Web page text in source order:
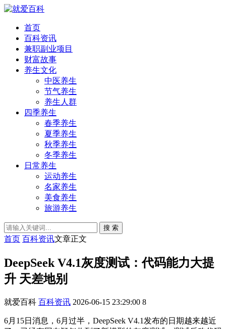
首页
百科资讯
兼职副业项目
财富故事
养生文化
中医养生
节气养生
养生人群
四季养生
春季养生
夏季养生
秋季养生
冬季养生
日常养生
运动养生
名家养生
美食养生
旅游养生
搜 索
首页 百科资讯文章正文
DeepSeek V4.1灰度测试：代码能力大提
升 天差地别
就爱百科 百科资讯 2026-06-15 23:29:00 8
6月15日消息，6月过半，DeepSeek V4.1发布的日期越来越近